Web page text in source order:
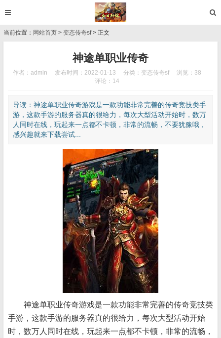
当前位置： 网站首页 > 变态传奇sf> 正文
神途单职业传奇
作者：admin 发布时间：2022-01-13 分类： 变态传奇sf
浏览：38
评论：14
导读：神途单职业传奇游戏是一款功能非常完善的传奇竞技类手
游，这款手游的服务器真的很给力，每次大型活动开始时，数万
人同时在线，玩起来一点都不卡顿，非常的流畅，不要犹豫哦，
感兴趣就来下载尝试...
神途单职业传奇游戏是一款功能非常完善的传奇竞技类
手游，这款手游的服务器真的很给力，每次大型活动开始
时，数万人同时在线，玩起来一点都不卡顿，非常的流畅，